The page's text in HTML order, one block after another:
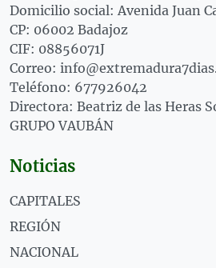
Domicilio social: Avenida Juan
CP: 06002 Badajoz
CIF: 08856071J
Correo:
Teléfono: 677926042
Directora: Beatriz de las Heras
GRUPO VAUBÁN
Noticias
CAPITALES
REGIÓN
NACIONAL